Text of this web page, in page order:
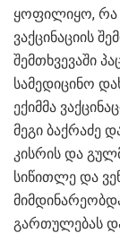
ყოფილიყო, რა
ვაქცინაციის
შემთხვევაში
სამედიცინო
ექიმმა
მეგი ბაქრაძე
კისრის და
სიწითლე და
გართულებას